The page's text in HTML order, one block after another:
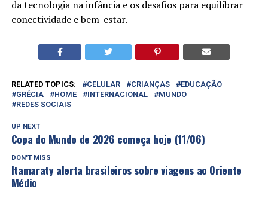
da tecnologia na infância e os desafios para equilibrar
conectividade e bem-estar.
RELATED TOPICS: CELULAR CRIANÇAS
EDUCAÇÃO
GRÉCIA
HOME INTERNACIONAL
MUNDO
REDES SOCIAIS
UP NEXT
Copa do Mundo de 2026 começa hoje (11/06)
DON'T MISS
Itamaraty alerta brasileiros sobre viagens ao Oriente
Médio